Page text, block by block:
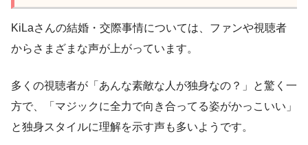
KiLaさんの結婚・交際事情については、ファンや視聴者
からさまざまな声が上がっています。
多くの視聴者が「あんな素敵な人が独身なの？」と驚く一
方で、「マジックに全力で向き合ってる姿がかっこいい」
と独身スタイルに理解を示す声も多いようです。